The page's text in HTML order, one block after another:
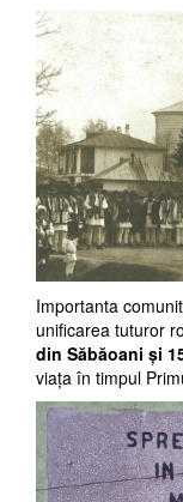
Importanta
unificarea tuturor
din Săbăoani şi
viaţa în timpul